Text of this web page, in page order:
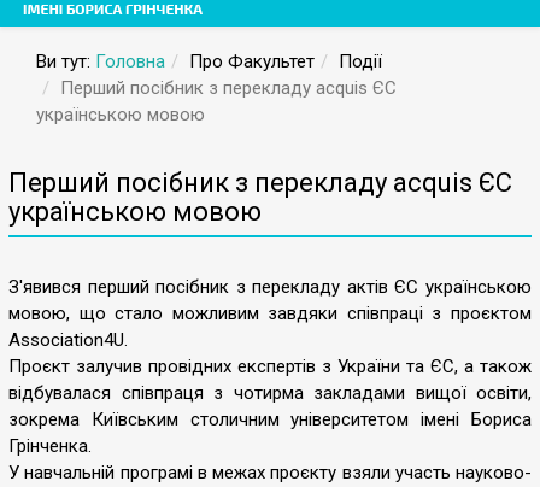
Ви тут: Головна Про Факультет
Події
Перший посібник з перекладу acquis ЄС
українською мовою
Перший посібник з перекладу acquis ЄС
українською мовою
З'явився перший посібник з перекладу актів ЄС українською
мовою, що стало можливим завдяки співпраці з проєктом
Association4U.
Проєкт залучив провідних експертів з України та ЄС, а також
відбувалася співпраця з чотирма закладами вищої освіти,
зокрема Київським столичним університетом імені Бориса
Грінченка.
У навчальній програмі в межах проєкту взяли участь науково-